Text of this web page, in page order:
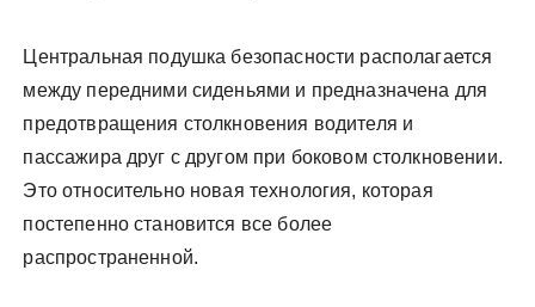
Центральная подушка безопасности располагается
между передними сиденьями и предназначена для
предотвращения столкновения водителя и
пассажира друг с другом при боковом столкновении.
Это относительно новая технология, которая
постепенно становится все более
распространенной.